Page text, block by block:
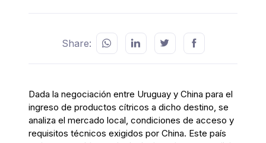
Share:
Dada la negociación entre Uruguay y China para el
ingreso de productos cítricos a dicho destino, se
analiza el mercado local, condiciones de acceso y
requisitos técnicos exigidos por China. Este país